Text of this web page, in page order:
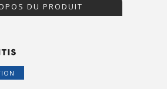
DU PRODUIT